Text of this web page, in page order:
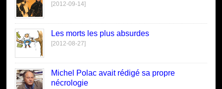
[2012-09-14]
Les morts les plus absurdes
[2012-08-27]
Michel Polac avait rédigé sa propre
nécrologie